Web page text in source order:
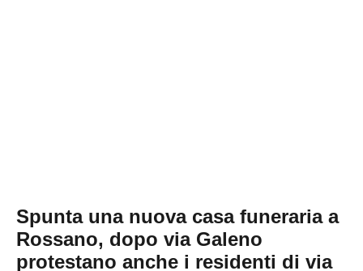
Spunta una nuova casa funeraria a
Rossano, dopo via Galeno
protestano anche i residenti di via